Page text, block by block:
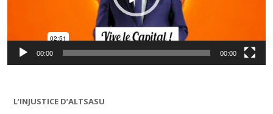
00:00 00:00
L’INJUSTICE D’ALTSASU